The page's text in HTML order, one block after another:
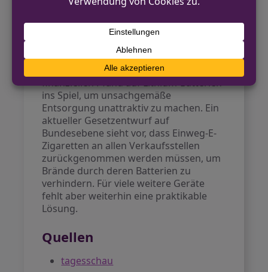
Ausblick
Für Lösungen werden verschiedene
Wege diskutiert. Der NRW-
Umweltminister brachte einen
finanziellen Pfand auf Lithium-Batterien
ins Spiel, um unsachgemäße
Entsorgung unattraktiv zu machen. Ein
aktueller Gesetzentwurf auf
Bundesebene sieht vor, dass Einweg-E-
Zigaretten an allen Verkaufsstellen
zurückgenommen werden müssen, um
Brände durch deren Batterien zu
verhindern. Für viele weitere Geräte
fehlt aber weiterhin eine praktikable
Lösung.
Quellen
tagesschau